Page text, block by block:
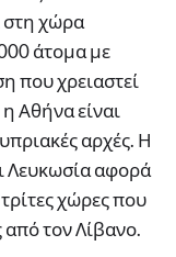
στη χώρα
άτομα με
που χρειαστεί
Αθήνα είναι
αρχές. Η
Λευκωσία αφορά
χώρες που
τον Λίβανο.